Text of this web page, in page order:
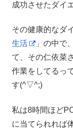
成功させたダイ
その健康的なダ
生活
」の中で
て、その仁依菜
作業をしてるっ
す(^▽^;)
私は8時間ほど
に当てられれば